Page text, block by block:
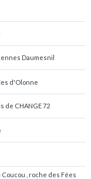
Daumesnil
d'Olonne
de CHANGE 72
Coucou , roche des Fées